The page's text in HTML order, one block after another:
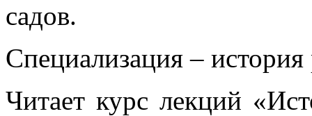
садов.
Специализация – история
Читает курс лекций